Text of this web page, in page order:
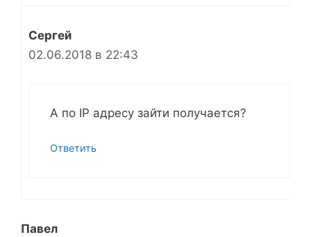
Сергей
02.06.2018 в 22:43
А по IP адресу зайти получается?
Ответить
Павел